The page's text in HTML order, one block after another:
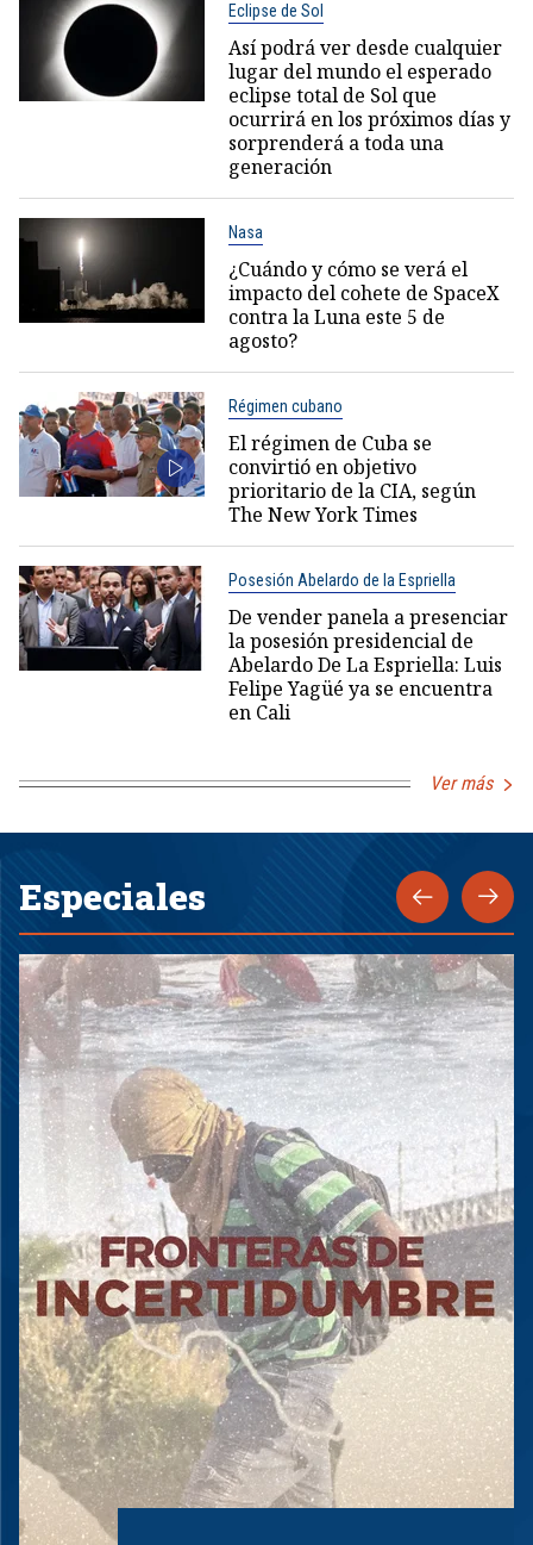
Eclipse de Sol
Así podrá ver desde cualquier
lugar del mundo el esperado
eclipse total de Sol que
ocurrirá en los próximos días y
sorprenderá a toda una
generación
Nasa
¿Cuándo y cómo se verá el
impacto del cohete de SpaceX
contra la Luna este 5 de
agosto?
Régimen cubano
El régimen de Cuba se
convirtió en objetivo
prioritario de la CIA, según
The New York Times
Posesión Abelardo de la Espriella
De vender panela a presenciar
la posesión presidencial de
Abelardo De La Espriella: Luis
Felipe Yagüé ya se encuentra
en Cali
Ver más
Especiales